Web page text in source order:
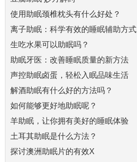
使用助眠颈椎枕头有什么好处？
离子助眠：科学有效的睡眠辅助方式
生吃水果可以助眠吗？
助眠牙医：改善睡眠质量的新方法
声控助眠卤蛋，轻松入眠品味生活
解酒助眠有什么好的方法吗？
如何能够更好地助眠呢？
羊助眠，让你拥有美好的睡眠体验
土耳其助眠是什么方法？
探讨澳洲助眠片的有效X